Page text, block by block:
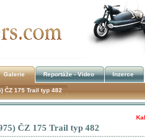
ČZ 175 Trail typ 482
Galerie Reportáže - Video Inzerce
ČZ 175 Trail typ 482